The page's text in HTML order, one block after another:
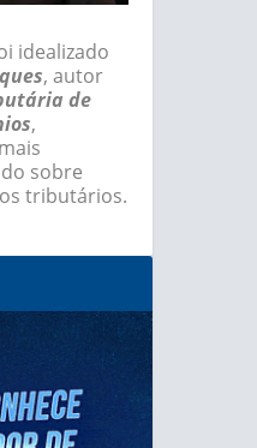
idealizado
, autor
de
,
sobre
tributários.